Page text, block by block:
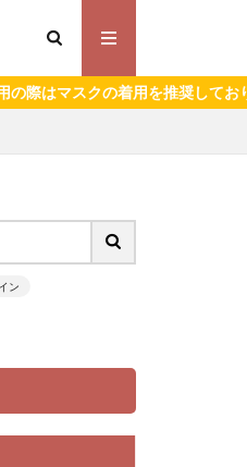
マスクの着用を推奨しておりま
ン